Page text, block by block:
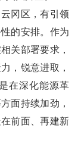
冈区，有引领
的安排。作为
关部署要求，
，锐意进取，
在深化能源革
面持续加劲，
前面、再建新